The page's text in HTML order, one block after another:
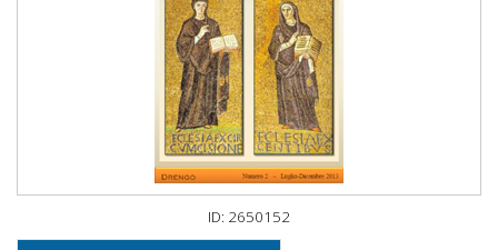
ID: 2650152